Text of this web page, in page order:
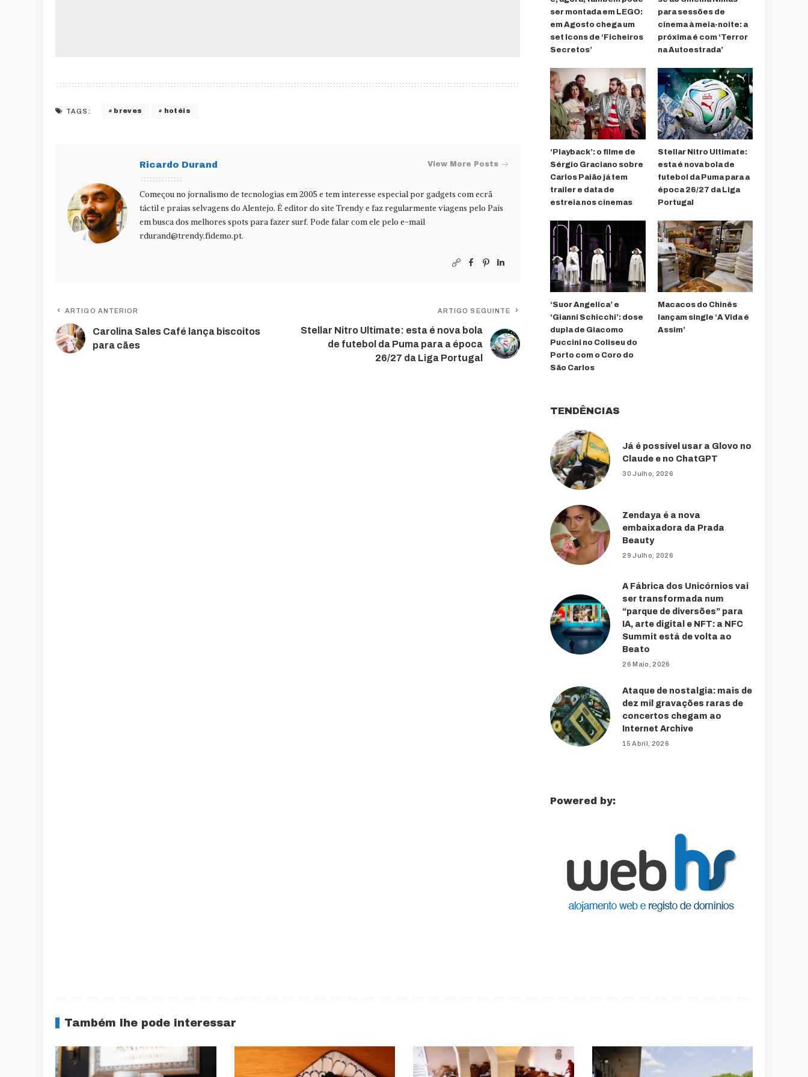
TAGS: breves hotéis
Ricardo Durand View More Posts
Começou no jornalismo de tecnologias em 2005 e tem interesse especial por gadgets com ecrã
táctil e praias selvagens do Alentejo. É editor do site Trendy e faz regularmente viagens pelo País
em busca dos melhores spots para fazer surf. Pode falar com ele pelo e-mail
rdurand@trendy.fidemo.pt.
ARTIGO ANTERIOR
Carolina Sales Café lança biscoitos
para cães
ARTIGO SEGUINTE
Stellar Nitro Ultimate: esta é nova bola
de futebol da Puma para a época
26/27 da Liga Portugal
ser montada em LEGO:
em Agosto chega um
set Icons de ‘Ficheiros
Secretos’
para sessões de
cinema à meia-noite: a
próxima é com ‘Terror
na Autoestrada’
‘Playback’: o filme de
Sérgio Graciano sobre
Carlos Paião já tem
trailer e data de
estreia nos cinemas
Stellar Nitro Ultimate:
esta é nova bola de
futebol da Puma para a
época 26/27 da Liga
Portugal
‘Suor Angelica’ e
‘Gianni Schicchi’: dose
dupla de Giacomo
Puccini no Coliseu do
Porto com o Coro do
São Carlos
Macacos do Chinês
lançam single ‘A Vida é
Assim’
TENDÊNCIAS
Já é possível usar a Glovo no
Claude e no ChatGPT
30 Julho, 2026
Zendaya é a nova
embaixadora da Prada
Beauty
29 Julho, 2026
A Fábrica dos Unicórnios vai
ser transformada num
“parque de diversões” para
IA, arte digital e NFT: a NFC
Summit está de volta ao
Beato
26 Maio, 2026
Ataque de nostalgia: mais de
dez mil gravações raras de
concertos chegam ao
Internet Archive
15 Abril, 2026
Powered by:
Também lhe pode interessar